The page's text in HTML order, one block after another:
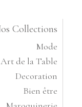
Collections
Mode
Art de la Table
Decoration
Bien être